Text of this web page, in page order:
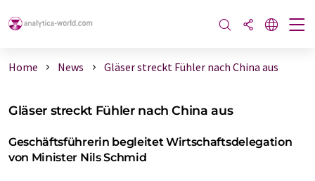
Home News Gläser streckt Fühler nach China aus
Gläser streckt Fühler nach China aus
Geschäftsführerin begleitet Wirtschaftsdelegation
von Minister Nils Schmid